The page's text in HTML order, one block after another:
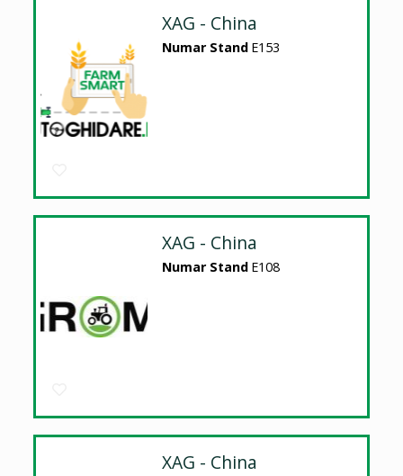
XAG - China
Numar Stand E153
XAG - China
Numar Stand E108
XAG - China